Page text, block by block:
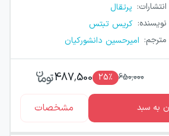
انتشارات: پرتقال
نویسنده: کریس تبتس
مترجم: امیرحسین دانشورکیان
650,000
25٪ 487,500
به سبد مشخصات